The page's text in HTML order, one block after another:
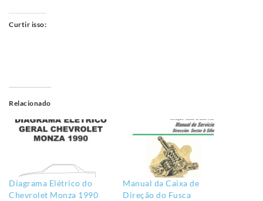
Curtir isso:
Relacionado
Diagrama Elétrico do
Chevrolet Monza 1990
Manual da Caixa de
Direção do Fusca